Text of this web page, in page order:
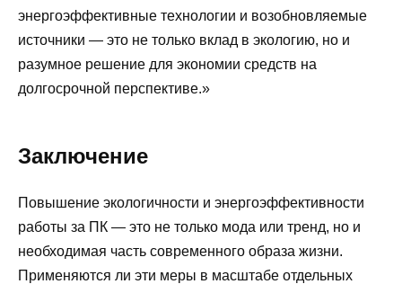
энергоэффективные технологии и возобновляемые
источники — это не только вклад в экологию, но и
разумное решение для экономии средств на
долгосрочной перспективе.»
Заключение
Повышение экологичности и энергоэффективности
работы за ПК — это не только мода или тренд, но и
необходимая часть современного образа жизни.
Применяются ли эти меры в масштабе отдельных